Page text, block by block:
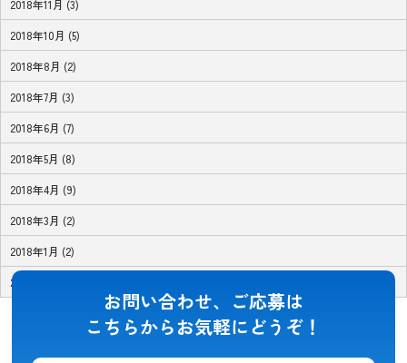
2018年11月 (3)
2018年10月 (5)
2018年8月 (2)
2018年7月 (3)
2018年6月 (7)
2018年5月 (8)
2018年4月 (9)
2018年3月 (2)
2018年1月 (2)
2017年11月 (1)
お問い合わせ、ご応募は
こちらからお気軽にどうぞ！